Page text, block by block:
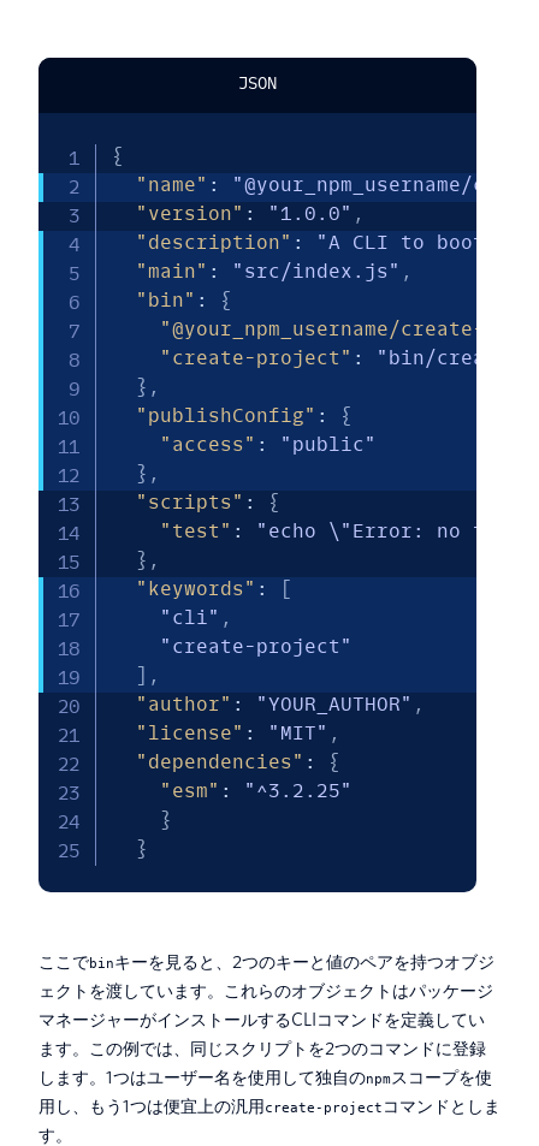
JSON
{
"name" :
"@your_npm_username/
"version" : "1.0.0" ,
"description" :
"A CLI to
"main" : "src/index.js" ,
"bin" :
{
"@your_npm_username/create-
"create-project" :
"bin/create-
} ,
"publishConfig" :
{
"access" :
"public"
} ,
"scripts" :
{
"test" :
"echo \"Error: no test
} ,
"keywords" :
"cli" ,
"create-project"
,
"author" : "YOUR_AUTHOR" ,
"license" : "MIT" ,
"dependencies" :
{
"esm" :
"^3.2.25"
}
}
ここでbinキーを見ると、2つのキーと値のペアを持つオブジ
ェクトを渡しています。これらのオブジェクトはパッケージ
マネージャーがインストールするCLIコマンドを定義してい
ます。この例では、同じスクリプトを2つのコマンドに登録
します。1つはユーザー名を使用して独自のnpmスコープを使
用し、もう1つは便宜上の汎用 create-project コマンドとしま
す。